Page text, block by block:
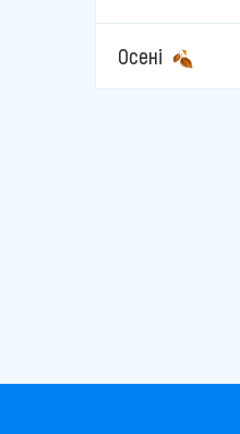
Осені